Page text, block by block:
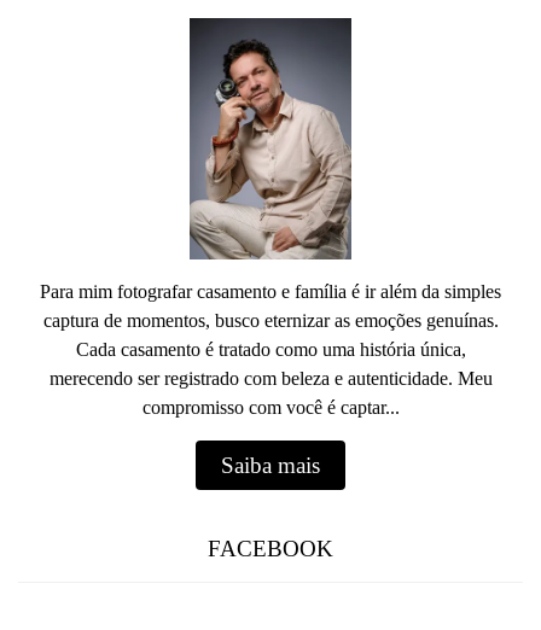
Para mim fotografar casamento e família é ir além da simples
captura de momentos, busco eternizar as emoções genuínas.
Cada casamento é tratado como uma história única,
merecendo ser registrado com beleza e autenticidade. Meu
compromisso com você é captar...
Saiba mais
FACEBOOK